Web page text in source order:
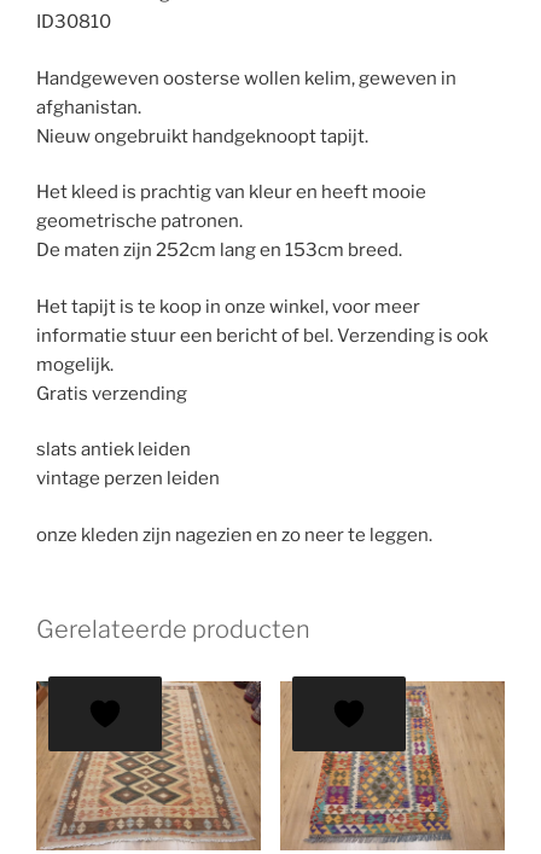
ID30810
Handgeweven oosterse wollen kelim, geweven in
afghanistan.
Nieuw ongebruikt handgeknoopt tapijt.
Het kleed is prachtig van kleur en heeft mooie
geometrische patronen.
De maten zijn 252cm lang en 153cm breed.
Het tapijt is te koop in onze winkel, voor meer
informatie stuur een bericht of bel. Verzending is ook
mogelijk.
Gratis verzending
slats antiek leiden
vintage perzen leiden
onze kleden zijn nagezien en zo neer te leggen.
Gerelateerde producten